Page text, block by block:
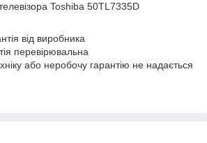
Toshiba 50TL7335D
від виробника
перевірювальна
або неробочу гарантію не надається